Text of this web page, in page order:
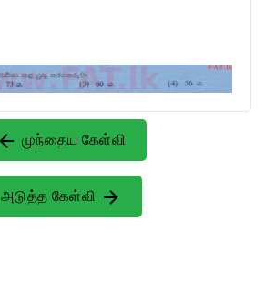
முந்தைய கேள்வி
அடுத்த கேள்வி